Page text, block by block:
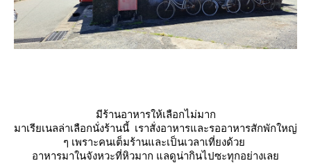
มีร้านอาหารให้เลือกไม่มาก
มาเรียเนลล่าเลือกนั่งร้านนี้ เราสั่งอาหารและรออาหารสักพักใหญ่
ๆ เพราะคนเต็มร้านและเป็นเวลาเที่ยงด้ว
อาหารมาในจังหวะที่หิวมาก แลดูน่ากินไปซะทุกอย่างเล